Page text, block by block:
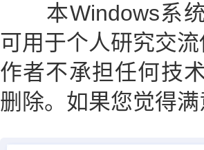
本Windows系统
可用于个人研究交
作者不承担任何技
删除。如果您觉得